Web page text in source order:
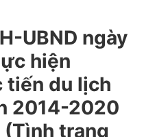
UBND ngày
hiện
tiến du lịch
2014-2020
(Tình trạng